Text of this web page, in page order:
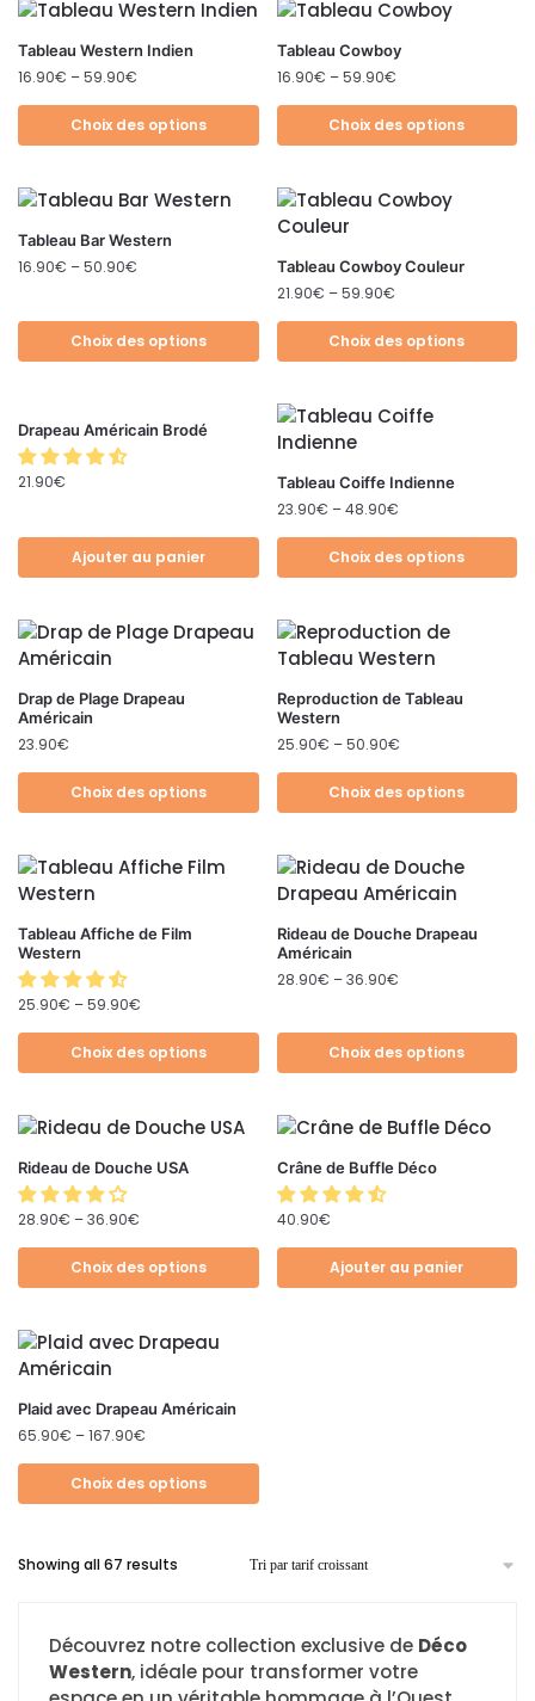
Tableau Western Indien
16.90€ –59.90€
Choix des options
Tableau Cowboy
16.90€ –59.90€
Choix des options
Tableau Bar Western
16.90€ –50.90€
Choix des options
Tableau Cowboy Couleur
21.90€ –59.90€
Choix des options
Drapeau Américain Brodé
21.90€
Ajouter au panier
Tableau Coiffe Indienne
23.90€ –48.90€
Choix des options
Drap de Plage Drapeau
Américain
23.90€
Choix des options
Reproduction de Tableau
Western
25.90€ –50.90€
Choix des options
Tableau Affiche de Film
Western
25.90€ –59.90€
Choix des options
Rideau de Douche Drapeau
Américain
28.90€ –36.90€
Choix des options
Rideau de Douche USA
28.90€ –36.90€
Choix des options
Crâne de Buffle Déco
40.90€
Ajouter au panier
Plaid avec Drapeau Américain
65.90€ –167.90€
Choix des options
Showing all 67 results
Découvrez notre collection exclusive de Déco
Western, idéale pour transformer votre